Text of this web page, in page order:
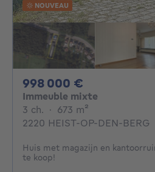
NOUVEAU
998 000 €
Immeuble mixte
3 ch. 3 chambres
· 673 m²
2220 HEIST-OP-DEN-BERG
Huis met magazijn en
te koop!